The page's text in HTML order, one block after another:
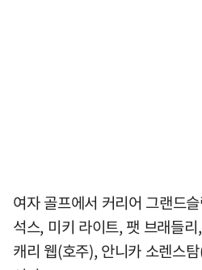
여자 골프에서 커리어 그랜드
석스, 미키 라이트, 팻 브래들
캐리 웹(호주), 안니카 소렌스